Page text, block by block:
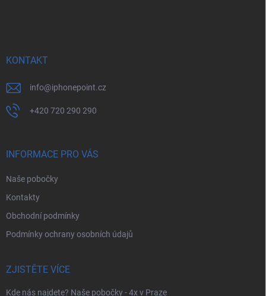
KONTAKT
info@iphonepoint.cz
+420 720 290 290
INFORMACE PRO VÁS
Naše pobočky
Kontakty
Obchodní podmínky
Podmínky ochrany osobních údajů
ZJISTĚTE VÍCE
Kde nás najdete? Naše pobočky - 4x v Praze